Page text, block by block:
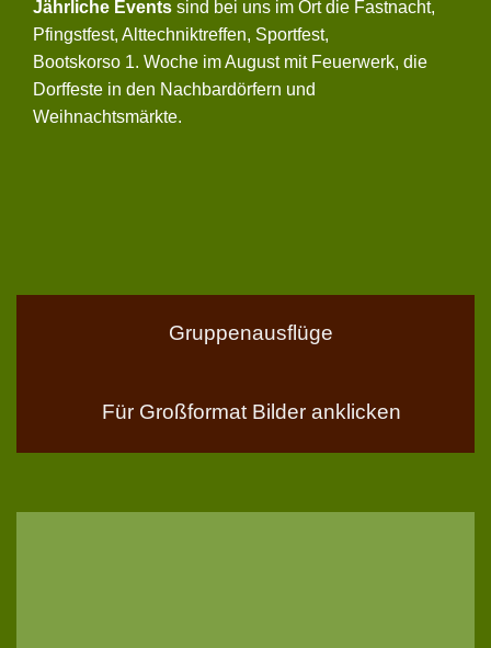
Jährliche Events sind bei uns im Ort die Fastnacht,
Pfingstfest, Alttechniktreffen, Sportfest,
Bootskorso 1. Woche im August mit Feuerwerk, die
Dorffeste in den Nachbardörfern und
Weihnachtsmärkte.
Gruppenausflüge
Für Großformat Bilder anklicken